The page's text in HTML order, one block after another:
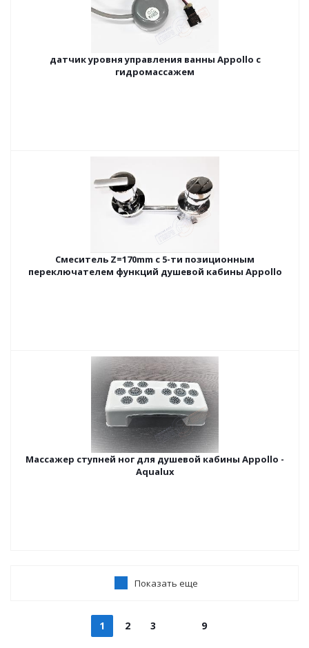
датчик уровня управления ванны Appollo с
гидромассажем
Cмеситель Z=170mm с 5-ти позиционным
переключателем функций душевой кабины Appollo
Массажер ступней ног для душевой кабины Appollo -
Aqualux
Показать еще
1 2 3 9